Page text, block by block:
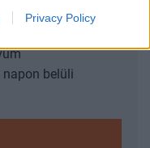
Privacy Policy
napon belüli